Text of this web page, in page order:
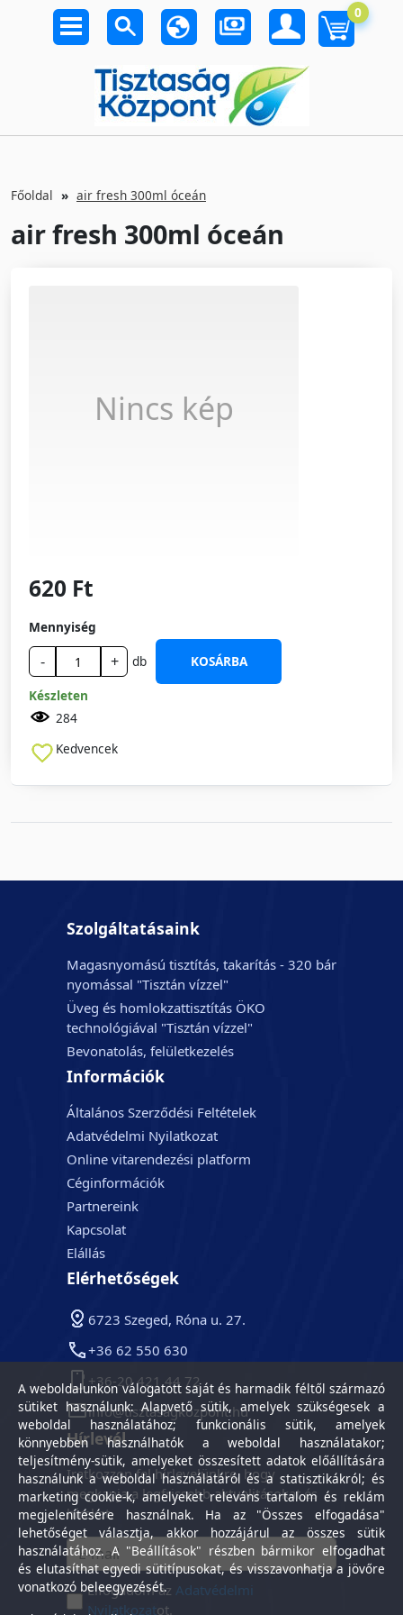
0
Főoldal air fresh 300ml óceán
air fresh 300ml óceán
Nincs kép
620 Ft
Mennyiség
- + db
KOSÁRBA
Készleten
284
Kedvencek
Szolgáltatásaink
Magasnyomású tisztítás, takarítás - 320 bár
nyomással "Tisztán vízzel"
Üveg és homlokzattisztítás ÖKO
technológiával "Tisztán vízzel"
Bevonatolás, felületkezelés
Információk
Általános Szerződési Feltételek
Adatvédelmi Nyilatkozat
Online vitarendezési platform
Céginformációk
Partnereink
Kapcsolat
Elállás
Elérhetőségek
6723 Szeged, Róna u. 27.
+36 62 550 630
+36-20 421 44 72
info@tisztasagkozpont.hu
Hírlevél
Iratkozzon fel hírlevelünkre, hogy
megkapja a legfrissebb aktualitásokat és
híreket.
Elfogadom azAdatvédelmi
Nyilatkozatot.
A weboldalunkon válogatott saját és harmadik féltől származó
sütiket használunk: Alapvető sütik, amelyek szükségesek a
weboldal használatához; funkcionális sütik, amelyek
könnyebben használhatók a weboldal használatakor;
teljesítmény-sütik, amelyeket összesített adatok előállítására
használunk a weboldal használatáról és a statisztikákról; és
marketing cookie-k, amelyeket releváns tartalom és reklám
megjelenítésére használnak. Ha az "Összes elfogadása"
lehetőséget választja, akkor hozzájárul az összes sütik
használatához. A "Beállítások" részben bármikor elfogadhat
és elutasíthat egyedi sütitípusokat, és visszavonhatja a jövőre
vonatkozó beleegyezését.